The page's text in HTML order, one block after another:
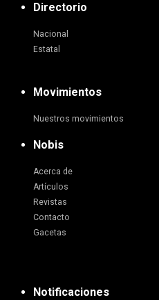
Directorio
Nacional
Estatal
Movimientos
Nuestros movimientos
Nobis
Acerca de
Artículos
Revistas
Contacto
Gacetas
Notificaciones